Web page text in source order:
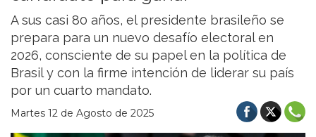
A sus casi 80 años, el presidente brasileño se
prepara para un nuevo desafío electoral en
2026, consciente de su papel en la política de
Brasil y con la firme intención de liderar su país
por un cuarto mandato.
Martes 12 de Agosto de 2025